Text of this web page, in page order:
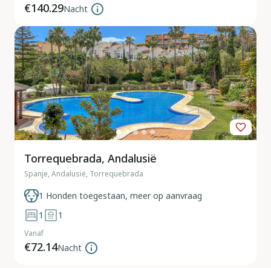
€140.29Nacht
Torrequebrada, Andalusië
Spanje, Andalusië, Torrequebrada
1 Honden toegestaan, meer op aanvraag
1
1
Vanaf
€72.14Nacht